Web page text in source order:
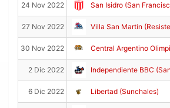
24 Nov 2022 San Isidro (San
27 Nov 2022 Villa San Martin
30 Nov 2022 Central Argentino
2 Dic 2022 Independiente BBC
6 Dic 2022 Libertad (Sunchales)